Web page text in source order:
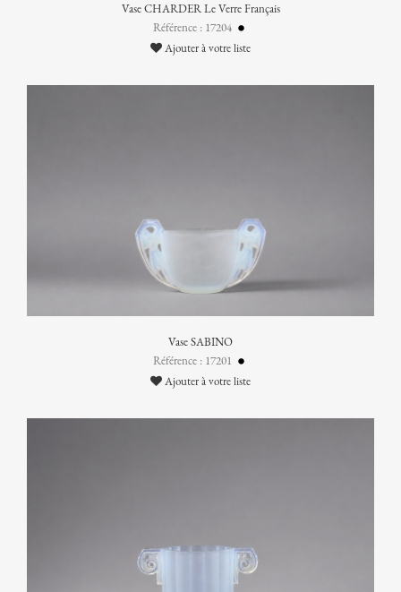
Vase CHARDER Le Verre Français
Référence : 17204
Ajouter à votre liste
Vase SABINO
Référence : 17201
Ajouter à votre liste